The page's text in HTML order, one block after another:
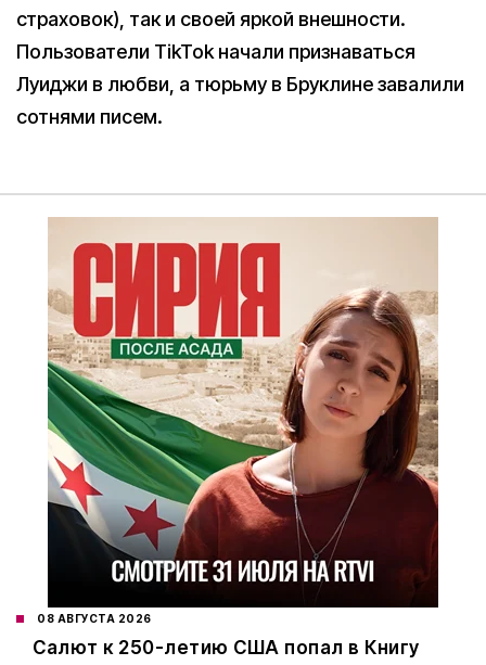
страховок), так и своей яркой внешности.
Пользователи TikTok начали признаваться
Луиджи в любви, а тюрьму в Бруклине завалили
сотнями писем.
08 АВГУСТА 2026
Салют к 250-летию США попал в Книгу